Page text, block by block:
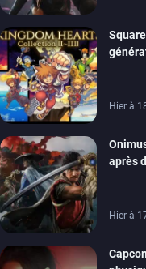
Hier à
après
Hier à